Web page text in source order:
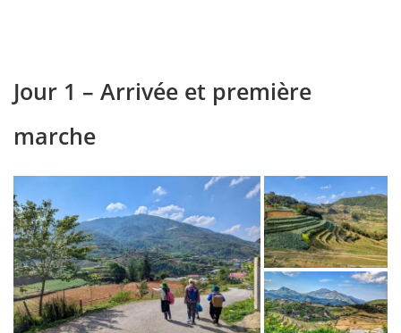
Jour 1 – Arrivée et première
marche